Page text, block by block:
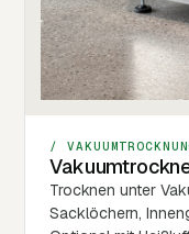
/
Trocknen unter
Sacklöchern,